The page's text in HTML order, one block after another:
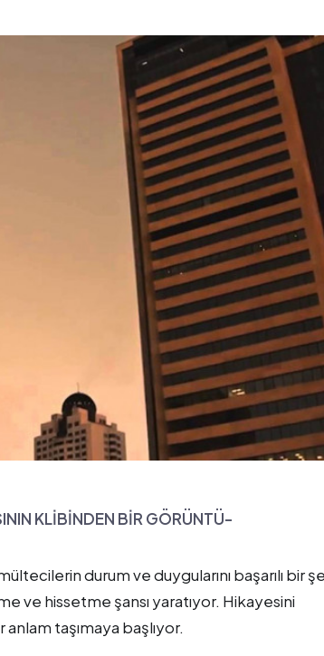
KLİBİNDEN BİR GÖRÜNTÜ-
durum ve duygularını başarılı bir
ve hissetme şansı yaratıyor. Hikayesini
taşımaya başlıyor.